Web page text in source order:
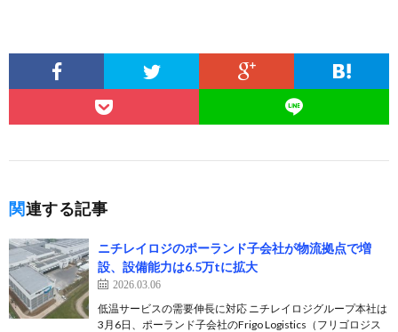
関連する記事
ニチレイロジのポーランド子会社が物流拠点で増
設、設備能力は6.5万tに拡大
2026.03.06
低温サービスの需要伸長に対応 ニチレイロジグループ本社は
3月6日、ポーランド子会社のFrigo Logistics（フリゴロジス